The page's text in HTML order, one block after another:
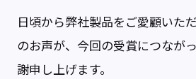
日頃から弊社製品をご愛顧いた
のお声が、今回の受賞につなが
謝申し上げます。